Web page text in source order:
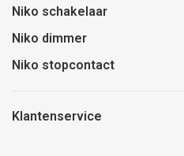
Niko schakelaar
Niko dimmer
Niko stopcontact
Klantenservice